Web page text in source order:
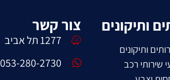
ותיקונים
ותיקונים
שירותי רכב
צור קשר
1277 תל אביב
053-280-2730